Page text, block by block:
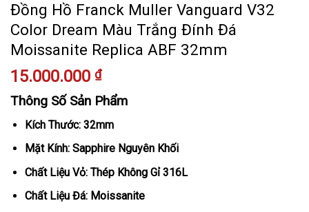
Đồng Hồ Franck Muller Vanguard V32
Color Dream Màu Trắng Đính Đá
Moissanite Replica ABF 32mm
15.000.000 ₫
Thông Số Sản Phẩm
Kích Thước: 32mm
Mặt Kính: Sapphire Nguyên Khối
Chất Liệu Vỏ: Thép Không Gỉ 316L
Chất Liệu Đá: Moissanite